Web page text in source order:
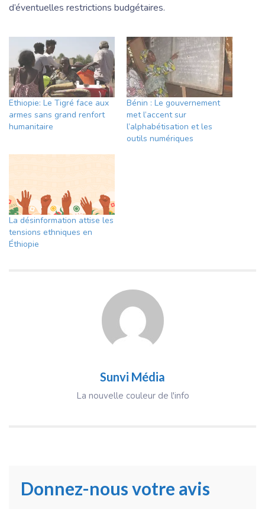
d’éventuelles restrictions budgétaires.
Ethiopie: Le Tigré face aux
armes sans grand renfort
humanitaire
Bénin : Le gouvernement
met l’accent sur
l’alphabétisation et les
outils numériques
La désinformation attise les
tensions ethniques en
Éthiopie
Sunvi Média
La nouvelle couleur de l'info
Donnez-nous votre avis